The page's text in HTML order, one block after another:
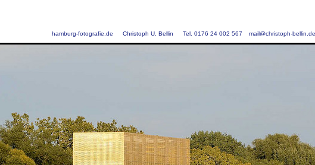
hamburg-fotografie.de Christoph U. Bellin Tel. 0176 24 002 567 mail@christoph-bellin.de